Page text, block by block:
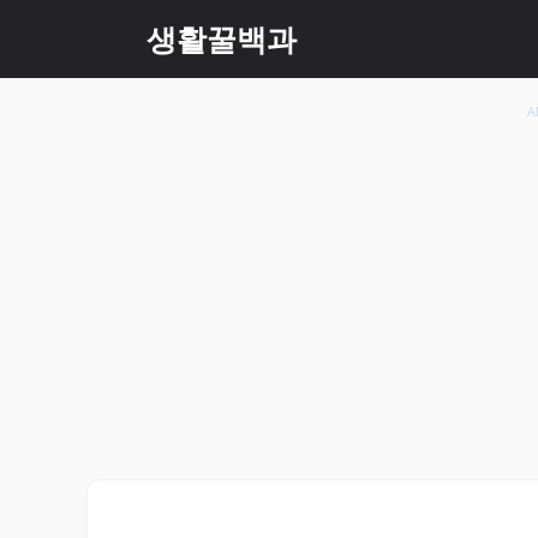
생활꿀백과